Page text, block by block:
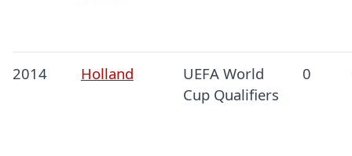
2014 Holland
UEFA World
Cup Qualifiers
0